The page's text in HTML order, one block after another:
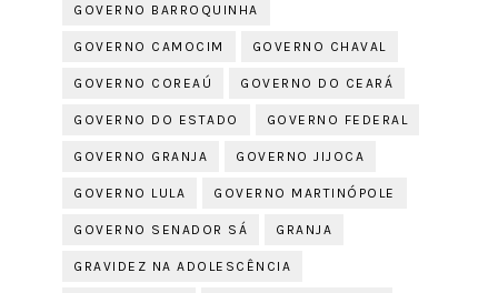
GOVERNO BARROQUINHA
GOVERNO CAMOCIM GOVERNO CHAVAL
GOVERNO COREAÚ GOVERNO DO CEARÁ
GOVERNO DO ESTADO GOVERNO FEDERAL
GOVERNO GRANJA GOVERNO JIJOCA
GOVERNO LULA GOVERNO MARTINÓPOLE
GOVERNO SENADOR SÁ GRANJA
GRAVIDEZ NA ADOLESCÊNCIA